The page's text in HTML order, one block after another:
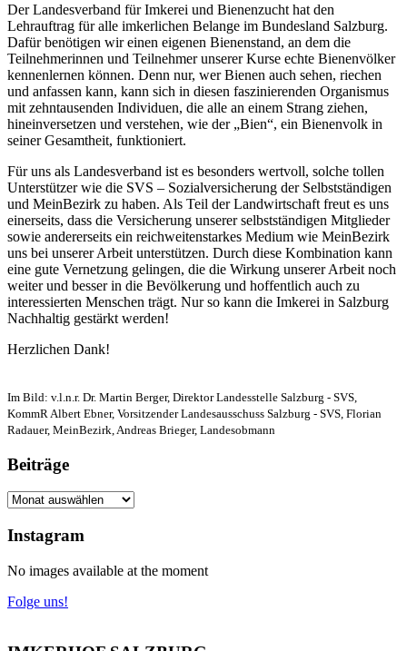
Der Landesverband für Imkerei und Bienenzucht hat den
Lehrauftrag für alle imkerlichen Belange im Bundesland Salzburg.
Dafür benötigen wir einen eigenen Bienenstand, an dem die
Teilnehmerinnen und Teilnehmer unserer Kurse echte Bienenvölker
kennenlernen können. Denn nur, wer Bienen auch sehen, riechen
und anfassen kann, kann sich in diesen faszinierenden Organismus
mit zehntausenden Individuen, die alle an einem Strang ziehen,
hineinversetzen und verstehen, wie der „Bien“, ein Bienenvolk in
seiner Gesamtheit, funktioniert.
Für uns als Landesverband ist es besonders wertvoll, solche tollen
Unterstützer wie die SVS – Sozialversicherung der Selbstständigen
und MeinBezirk zu haben. Als Teil der Landwirtschaft freut es uns
einerseits, dass die Versicherung unserer selbstständigen Mitglieder
sowie andererseits ein reichweitenstarkes Medium wie MeinBezirk
uns bei unserer Arbeit unterstützen. Durch diese Kombination kann
eine gute Vernetzung gelingen, die die Wirkung unserer Arbeit noch
weiter und besser in die Bevölkerung und hoffentlich auch zu
interessierten Menschen trägt. Nur so kann die Imkerei in Salzburg
Nachhaltig gestärkt werden!
Herzlichen Dank!
Im Bild: v.l.n.r. Dr. Martin Berger, Direktor Landesstelle Salzburg - SVS,
KommR Albert Ebner, Vorsitzender Landesausschuss Salzburg - SVS, Florian
Radauer, MeinBezirk, Andreas Brieger, Landesobmann
Beiträge
Beiträge
Instagram
No images available at the moment
Folge uns!